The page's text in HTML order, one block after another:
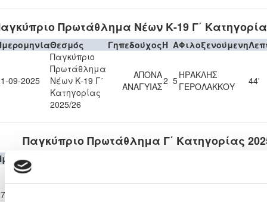
Πρωτάθλημα Νέων Κ-19 Γ΄
Θεσμός ΓηπεδούχοςH AΦιλοξενούμενη
09-2025
Παγκύπριο
Πρωτάθλημα
Νέων Κ-19 Γ΄
Κατηγορίας
2025/26
ΑΠΟΝΑ
ΑΝΑΓΥΙΑΣ2 5ΗΡΑΚΛΗΣ
ΓΕΡΟΛΑΚΚΟΥ
44'
Παγκύπριο Πρωτάθλημα Γ΄ Κατηγορίας
09-2025
Πρωτάθλημα